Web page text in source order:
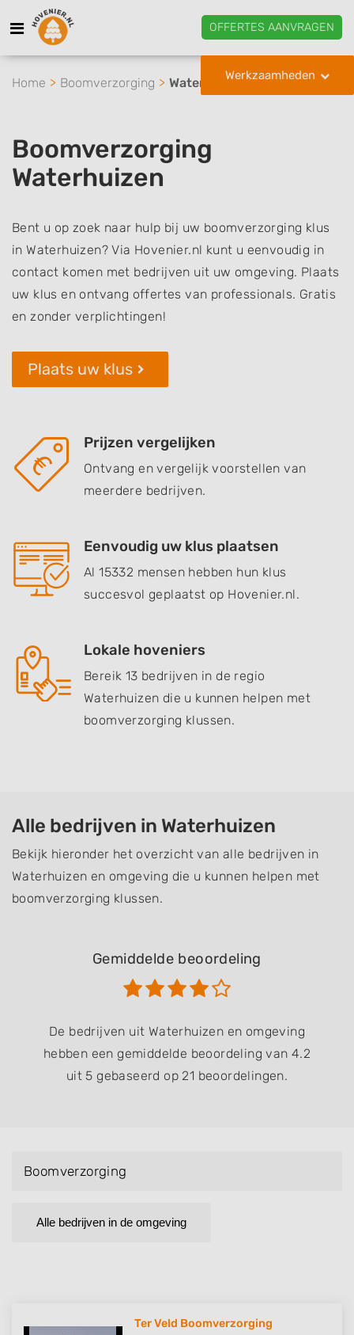
OFFERTES AANVRAGEN
Werkzaamheden
Home Boomverzorging Waterhuizen
Boomverzorging
Waterhuizen
Bent u op zoek naar hulp bij uw boomverzorging klus
in Waterhuizen? Via Hovenier.nl kunt u eenvoudig in
contact komen met bedrijven uit uw omgeving. Plaats
uw klus en ontvang offertes van professionals. Gratis
en zonder verplichtingen!
Plaats uw klus
Prijzen vergelijken
Ontvang en vergelijk voorstellen van
meerdere bedrijven.
Eenvoudig uw klus plaatsen
Al 15332 mensen hebben hun klus
succesvol geplaatst op Hovenier.nl.
Lokale hoveniers
Bereik 13 bedrijven in de regio
Waterhuizen die u kunnen helpen met
boomverzorging klussen.
Alle bedrijven in Waterhuizen
Bekijk hieronder het overzicht van alle bedrijven in
Waterhuizen en omgeving die u kunnen helpen met
boomverzorging klussen.
Gemiddelde beoordeling
De bedrijven uit Waterhuizen en omgeving
hebben een gemiddelde beoordeling van 4.2
uit 5 gebaseerd op 21 beoordelingen.
Boomverzorging
Alle bedrijven in de omgeving
Ter Veld Boomverzorging